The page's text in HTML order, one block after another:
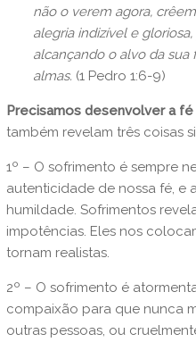
não o verem agora,
alegria indizível e
alcançando o alvo da sua
almas. (1 Pedro 1:6-9)
Precisamos desenvolver a fé
também revelam três coisas
1º – O sofrimento é sempre
autenticidade de nossa fé, e
humildade. Sofrimentos
impotências. Eles nos
tornam realistas.
2º – O sofrimento é
compaixão para que nunca
outras pessoas, ou